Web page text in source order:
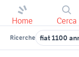
Home Cerca
Ricerche fiat 1100